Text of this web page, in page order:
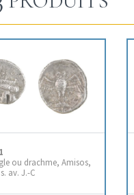
ou drachme, Amisos,
av. J.-C